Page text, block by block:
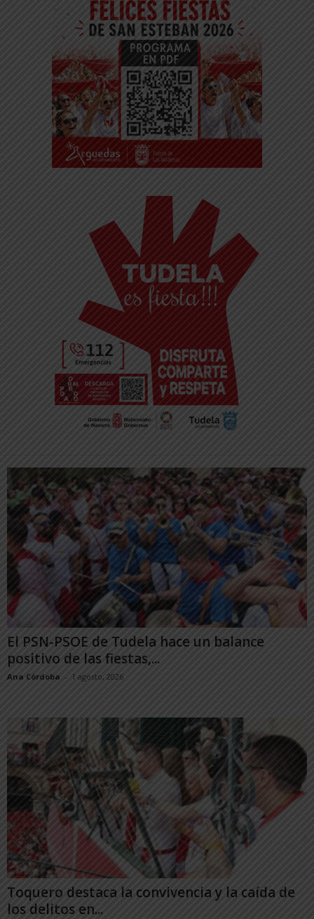
El PSN-PSOE de Tudela hace un balance
positivo de las fiestas,...
Ana Córdoba - 1 agosto, 2026
Toquero destaca la convivencia y la caída de
los delitos en...